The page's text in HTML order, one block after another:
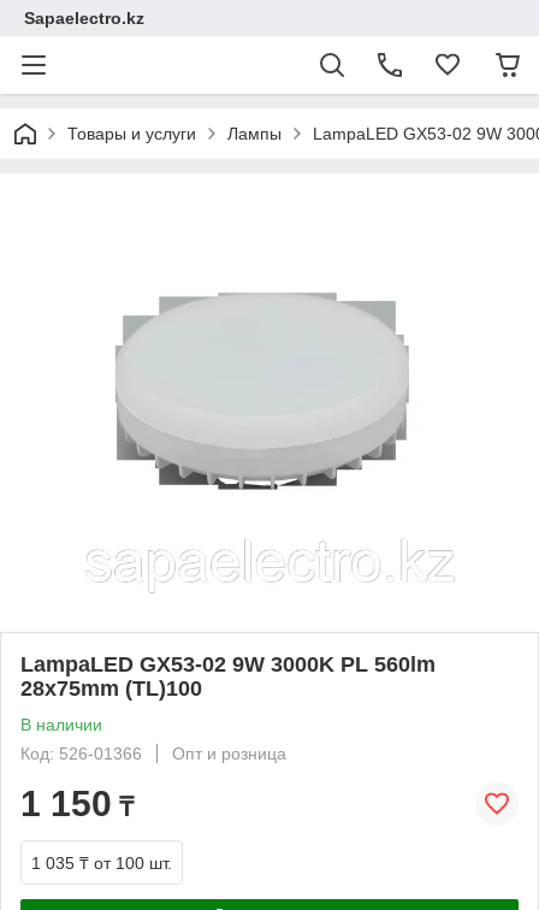
Sapaelectro.kz
Товары и услуги Лампы LampaLED GX53-02 9W
LampaLED GX53-02 9W 3000K PL 560lm
28x75mm (TL)100
В наличии
Код: 526-01366
Опт и розница
1 150 ₸
1 035 ₸ от 100 шт.